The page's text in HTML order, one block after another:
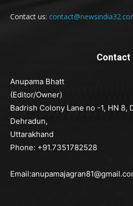
Contact us:
Contact
Anupama Bhatt
(Editor/Owner)
Badrish Colony Lane no -1, HN 8,
Dehradun,
Uttarakhand
Phone: +91.7351782528